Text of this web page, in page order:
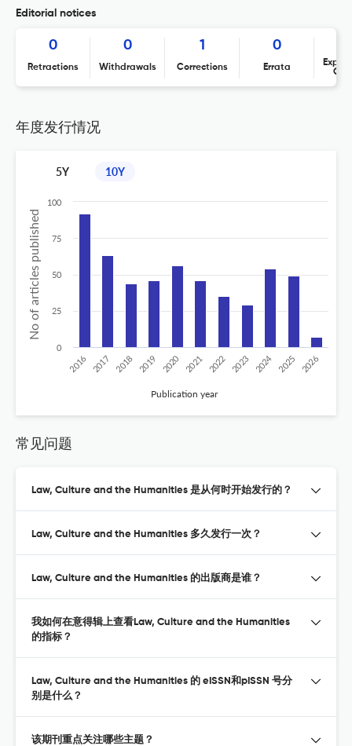
Editorial notices
0
Retractions
0
Withdrawals
1
Corrections
0
Errata
年度发行情况
5Y 10Y
No of articles published
Publication year
2016 2017 2018 2019 2020 2021 2022 2023 2024 2025 2026
0
25
50
75
100
常见问题
Law, Culture and the Humanities 是从何时开始发行的？
Law, Culture and the Humanities 多久发行一次？
Law, Culture and the Humanities 的出版商是谁？
我如何在意得辑上查看Law, Culture and the Humanities
的指标？
Law, Culture and the Humanities 的 eISSN和pISSN 号分
别是什么？
该期刊重点关注哪些主题？